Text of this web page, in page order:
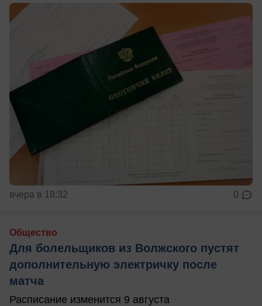
вчера в 18:32 0
Общество
Для болельщиков из Волжского пустят
дополнительную электричку после
матча
Расписание изменится 9 августа